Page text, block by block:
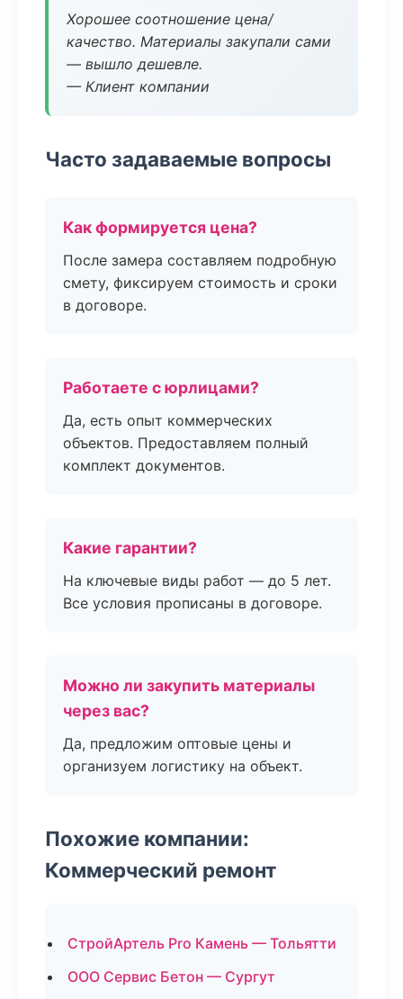
Хорошее соотношение цена/
качество. Материалы закупали сами
— вышло дешевле.
— Клиент компании
Часто задаваемые вопросы
Как формируется цена?
После замера составляем подробную
смету, фиксируем стоимость и сроки
в договоре.
Работаете с юрлицами?
Да, есть опыт коммерческих
объектов. Предоставляем полный
комплект документов.
Какие гарантии?
На ключевые виды работ — до 5 лет.
Все условия прописаны в договоре.
Можно ли закупить материалы
через вас?
Да, предложим оптовые цены и
организуем логистику на объект.
Похожие компании:
Коммерческий ремонт
СтройАртель Pro Камень — Тольятти
ООО Сервис Бетон — Сургут